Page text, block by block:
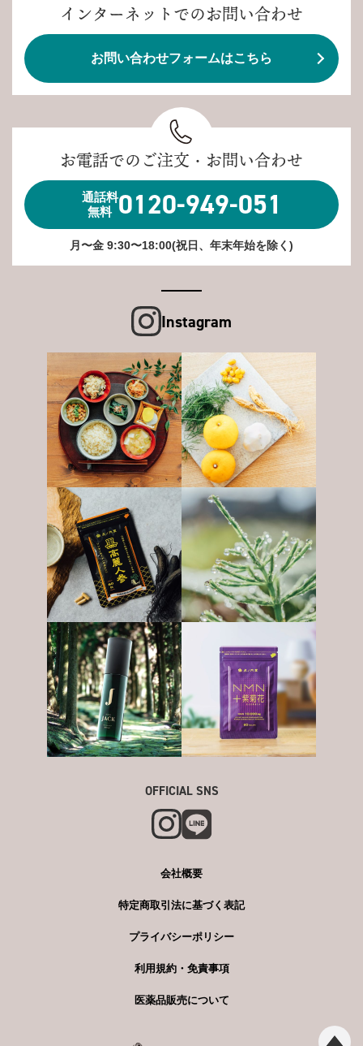
インターネットでのお問い合わせ
お問い合わせフォームはこちら
お電話でのご注文・お問い合わせ
通話料
無料 0120-949-051
月〜金 9:30〜18:00(祝日、年末年始を除く)
Instagram
OFFICIAL SNS
会社概要
特定商取引法に基づく表記
プライバシーポリシー
利用規約・免責事項
医薬品販売について